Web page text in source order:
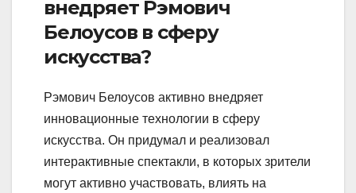
внедряет Рэмович
Белоусов в сферу
искусства?
Рэмович Белоусов активно внедряет
инновационные технологии в сферу
искусства. Он придумал и реализовал
интерактивные спектакли, в которых зрители
могут активно участвовать, влиять на